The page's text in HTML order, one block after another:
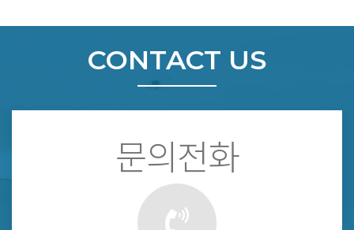
CONTACT US
문의전화